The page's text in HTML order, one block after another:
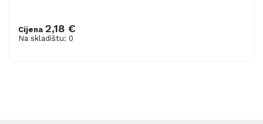
Cijena 2,18 €
Na skladištu: 0